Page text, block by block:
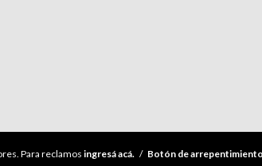
Para reclamosingresá acá. / Botón de